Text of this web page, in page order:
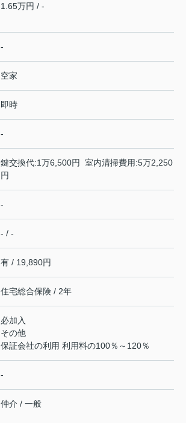
1.65万円 / -
-
空家
即時
-
鍵交換代:1万6,500円 室内清掃費用:5万2,250
円
-
- / -
有 / 19,890円
住宅総合保険 / 2年
必加入
その他
保証会社の利用 利用料の100％～120％
-
仲介 / 一般